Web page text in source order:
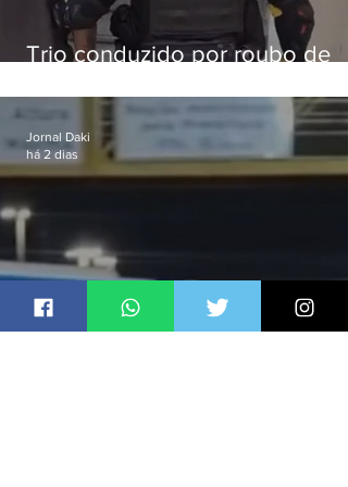
Trio conduzido por roubo de
passagens
Jornal Daki
há 2 dias